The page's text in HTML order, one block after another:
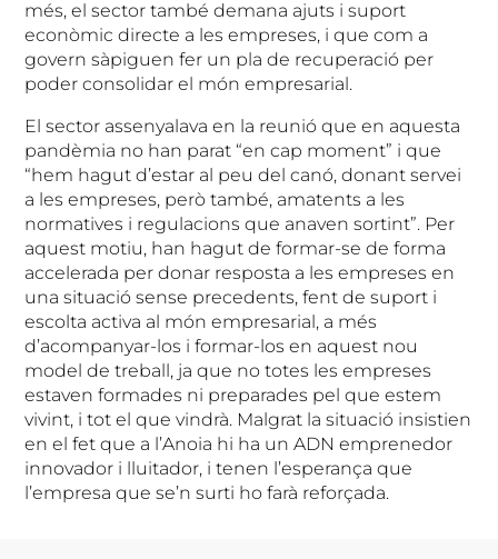
més, el sector també demana ajuts i suport
econòmic directe a les empreses, i que com a
govern sàpiguen fer un pla de recuperació per
poder consolidar el món empresarial.
El sector assenyalava en la reunió que en aquesta
pandèmia no han parat “en cap moment” i que
“hem hagut d’estar al peu del canó, donant servei
a les empreses, però també, amatents a les
normatives i regulacions que anaven sortint”. Per
aquest motiu, han hagut de formar-se de forma
accelerada per donar resposta a les empreses en
una situació sense precedents, fent de suport i
escolta activa al món empresarial, a més
d’acompanyar-los i formar-los en aquest nou
model de treball, ja que no totes les empreses
estaven formades ni preparades pel que estem
vivint, i tot el que vindrà. Malgrat la situació insistien
en el fet que a l’Anoia hi ha un ADN emprenedor
innovador i lluitador, i tenen l’esperança que
l’empresa que se’n surti ho farà reforçada.